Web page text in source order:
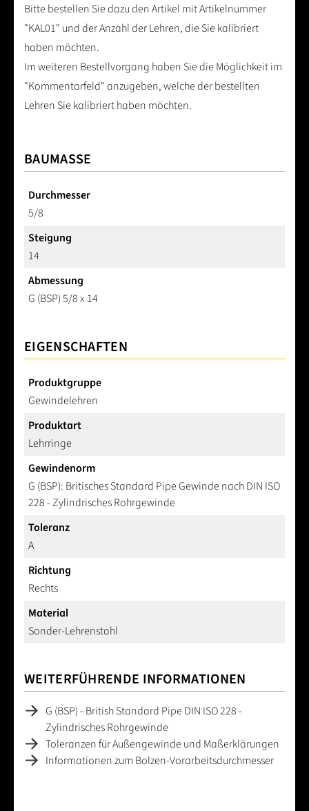
Bitte bestellen Sie dazu den Artikel mit Artikelnummer
"KAL01" und der Anzahl der Lehren, die Sie kalibriert
haben möchten.
Im weiteren Bestellvorgang haben Sie die Möglichkeit im
"Kommentarfeld" anzugeben, welche der bestellten
Lehren Sie kalibriert haben möchten.
BAUMASSE
Durchmesser
5/8
Steigung
14
Abmessung
G (BSP) 5/8 x 14
EIGENSCHAFTEN
Produktgruppe
Gewindelehren
Produktart
Lehrringe
Gewindenorm
G (BSP): Britisches Standard Pipe Gewinde nach DIN ISO
228 - Zylindrisches Rohrgewinde
Toleranz
A
Richtung
Rechts
Material
Sonder-Lehrenstahl
WEITERFÜHRENDE INFORMATIONEN
G (BSP) - British Standard Pipe DIN ISO 228 -
Zylindrisches Rohrgewinde
Toleranzen für Außengewinde und Maßerklärungen
Informationen zum Bolzen-Vorarbeitsdurchmesser